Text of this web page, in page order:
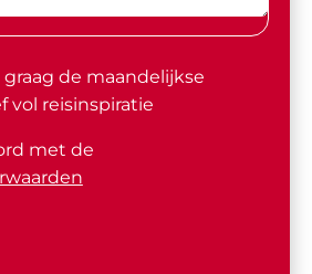
de maandelijkse
vol reisinspiratie
met de